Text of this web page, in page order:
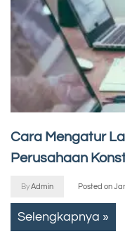
Cara Mengatur
Perusahaan
ByAdmin Posted on
Selengkapnya »